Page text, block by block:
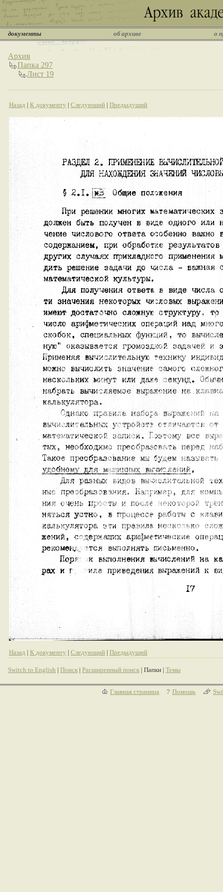
документы об архиве о
Архив
Папка 297
Лист 19
Назад | К документу | Следующий | Предыдущий
Назад | К документу | Следующий | Предыдущий
Switch to English | Поиск | Расширенный поиск | Папки | Темы
Главная страница Помощь